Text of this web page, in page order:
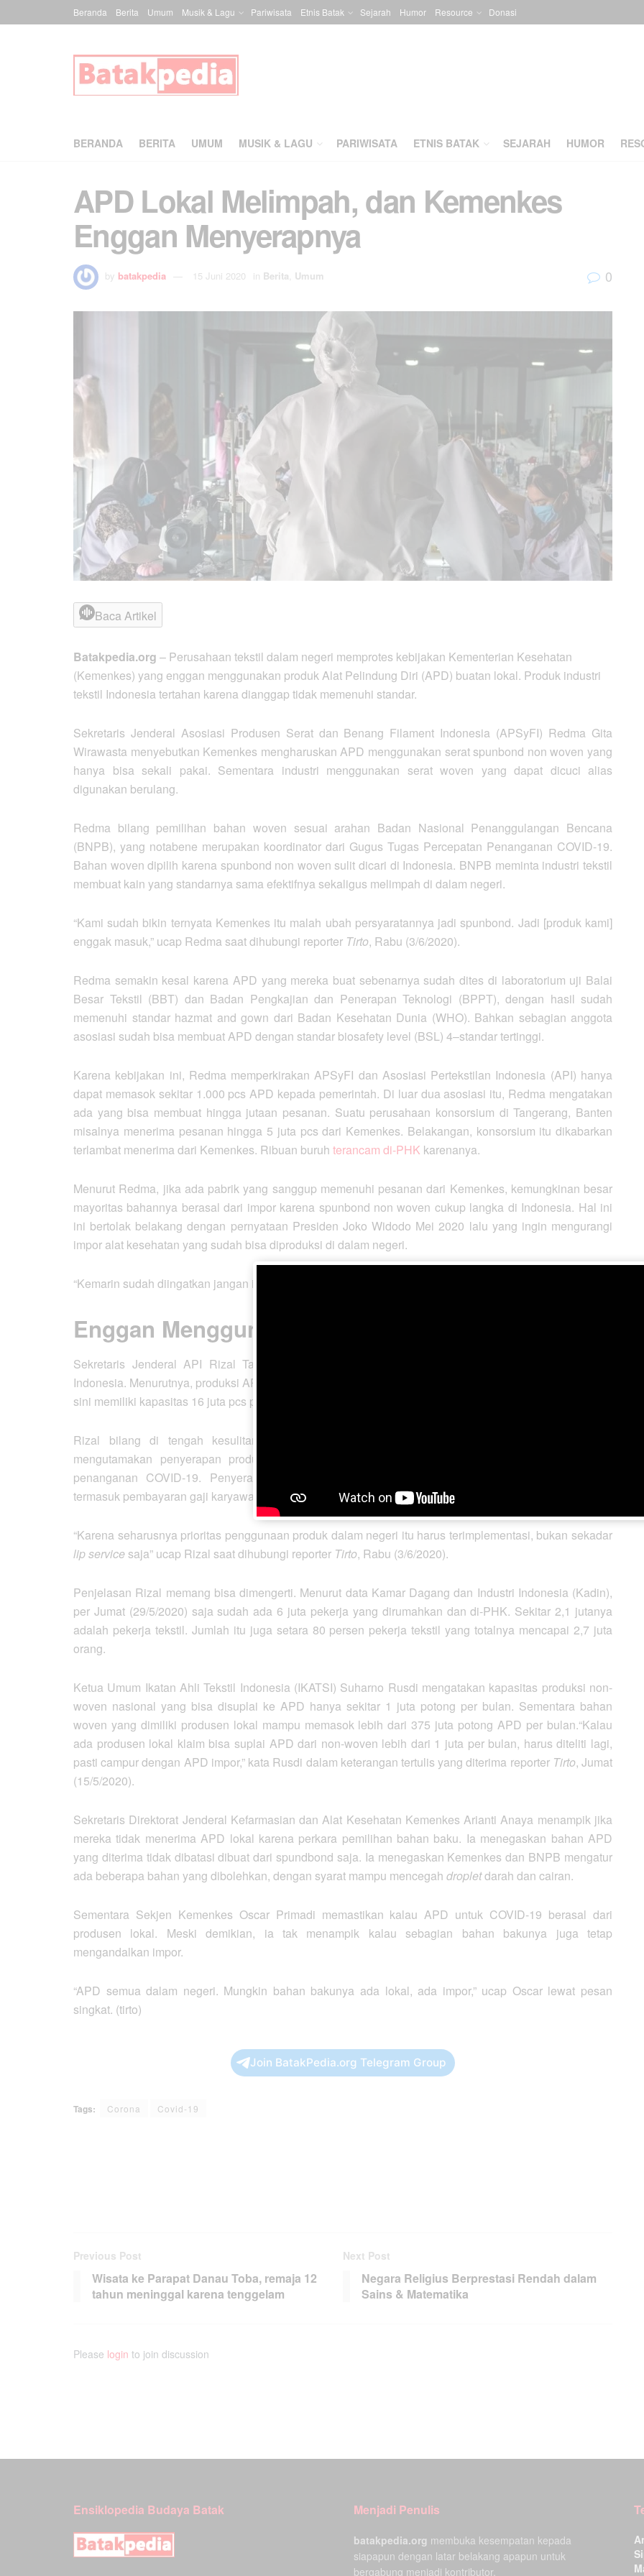
Beranda Berita Umum Musik & Lagu Pariwisata Etnis Batak Sejarah Humor Resource Donasi
BERANDA BERITA UMUM MUSIK & LAGU PARIWISATA ETNIS BATAK SEJARAH HUMOR
APD Lokal Melimpah, dan Kemenkes
Enggan Menyerapnya
by batakpedia 15 Juni 2020 in Berita Umum 0
Baca Artikel
Batakpedia.org – Perusahaan tekstil dalam negeri memprotes kebijakan Kementerian Kesehatan
(Kemenkes) yang enggan menggunakan produk Alat Pelindung Diri (APD) buatan lokal. Produk industri
tekstil Indonesia tertahan karena dianggap tidak memenuhi standar.
Sekretaris Jenderal Asosiasi Produsen Serat dan Benang Filament Indonesia (APSyFI) Redma Gita
Wirawasta menyebutkan Kemenkes mengharuskan APD menggunakan serat spunbond non woven yang
hanya bisa sekali pakai. Sementara industri menggunakan serat woven yang dapat dicuci alias
digunakan berulang.
Redma bilang pemilihan bahan woven sesuai arahan Badan Nasional Penanggulangan Bencana
(BNPB), yang notabene merupakan koordinator dari Gugus Tugas Percepatan Penanganan COVID-19.
Bahan woven dipilih karena spunbond non woven sulit dicari di Indonesia. BNPB meminta industri tekstil
membuat kain yang standarnya sama efektifnya sekaligus melimpah di dalam negeri.
“Kami sudah bikin ternyata Kemenkes itu malah ubah persyaratannya jadi spunbond. Jadi [produk kami]
enggak masuk,” ucap Redma saat dihubungi reporter Tirto, Rabu (3/6/2020).
Redma semakin kesal karena APD yang mereka buat sebenarnya sudah dites di laboratorium uji Balai
Besar Tekstil (BBT) dan Badan Pengkajian dan Penerapan Teknologi (BPPT), dengan hasil sudah
memenuhi standar hazmat and gown dari Badan Kesehatan Dunia (WHO). Bahkan sebagian anggota
asosiasi sudah bisa membuat APD dengan standar biosafety level (BSL) 4–standar tertinggi.
Karena kebijakan ini, Redma memperkirakan APSyFI dan Asosiasi Pertekstilan Indonesia (API) hanya
dapat memasok sekitar 1.000 pcs APD kepada pemerintah. Di luar dua asosiasi itu, Redma mengatakan
ada yang bisa membuat hingga jutaan pesanan. Suatu perusahaan konsorsium di Tangerang, Banten
misalnya menerima pesanan hingga 5 juta pcs dari Kemenkes. Belakangan, konsorsium itu dikabarkan
terlambat menerima dari Kemenkes. Ribuan buruh terancam di-PHK karenanya.
Menurut Redma, jika ada pabrik yang sanggup memenuhi pesanan dari Kemenkes, kemungkinan besar
mayoritas bahannya berasal dari impor karena spunbond non woven cukup langka di Indonesia. Hal ini
ini bertolak belakang dengan pernyataan Presiden Joko Widodo Mei 2020 lalu yang ingin mengurangi
impor alat kesehatan yang sudah bisa diproduksi di dalam negeri.
“Kemarin sudah diingatkan jangan impor-impor lagi. Tapi tetap saja impor lagi,” ucap Redma.
Enggan Menggunakan APD Lokal
Sekretaris Jenderal API Rizal Tanzil Rakhman juga mengeluhkan masih maraknya impor APD di
Indonesia. Menurutnya, produksi APD di dalam negeri sudah bisa memenuhi kebutuhan. Produksi APD di
sini memiliki kapasitas 16 juta pcs per bulan, sementara kebutuhannya hanya 3-4 juta pcs.
Rizal bilang di tengah kesulitan dunia usaha karena pandemi, pemerintah sudah sewajarnya
mengutamakan penyerapan produk dalam negeri apalagi yang dibutuhkan secara massal dalam
penanganan COVID-19. Penyerapan ini, katanya, apat membantu kondisi keuangan perusahaan
termasuk pembayaran gaji karyawan meski hanya setara 3-5 persen dari total produksi.
“Karena seharusnya prioritas penggunaan produk dalam negeri itu harus terimplementasi, bukan sekadar
lip service saja” ucap Rizal saat dihubungi reporter Tirto, Rabu (3/6/2020).
Penjelasan Rizal memang bisa dimengerti. Menurut data Kamar Dagang dan Industri Indonesia (Kadin),
per Jumat (29/5/2020) saja sudah ada 6 juta pekerja yang dirumahkan dan di-PHK. Sekitar 2,1 jutanya
adalah pekerja tekstil. Jumlah itu juga setara 80 persen pekerja tekstil yang totalnya mencapai 2,7 juta
orang.
Ketua Umum Ikatan Ahli Tekstil Indonesia (IKATSI) Suharno Rusdi mengatakan kapasitas produksi non-
woven nasional yang bisa disuplai ke APD hanya sekitar 1 juta potong per bulan. Sementara bahan
woven yang dimiliki produsen lokal mampu memasok lebih dari 375 juta potong APD per bulan.“Kalau
ada produsen lokal klaim bisa suplai APD dari non-woven lebih dari 1 juta per bulan, harus diteliti lagi,
pasti campur dengan APD impor,” kata Rusdi dalam keterangan tertulis yang diterima reporter Tirto, Jumat
(15/5/2020).
Sekretaris Direktorat Jenderal Kefarmasian dan Alat Kesehatan Kemenkes Arianti Anaya menampik jika
mereka tidak menerima APD lokal karena perkara pemilihan bahan baku. Ia menegaskan bahan APD
yang diterima tidak dibatasi dibuat dari spundbond saja. Ia menegaskan Kemenkes dan BNPB mengatur
ada beberapa bahan yang dibolehkan, dengan syarat mampu mencegah dropletdarah dan cairan.
Sementara Sekjen Kemenkes Oscar Primadi memastikan kalau APD untuk COVID-19 berasal dari
produsen lokal. Meski demikian, ia tak menampik kalau sebagian bahan bakunya juga tetap
mengandalkan impor.
“APD semua dalam negeri. Mungkin bahan bakunya ada lokal, ada impor,” ucap Oscar lewat pesan
singkat. (tirto)
Join BatakPedia.org Telegram Group
Tags: Corona Covid-19
Previous Post
Wisata ke Parapat Danau Toba, remaja 12
tahun meninggal karena tenggelam
Next Post
Negara Religius Berprestasi Rendah dalam
Sains & Matematika
Please login to join discussion
Ensiklopedia Budaya Batak Menjadi Penulis
batakpedia.org membuka kesempatan kepada
siapapun dengan latar belakang apapun untuk
bergabung menjadi kontributor.